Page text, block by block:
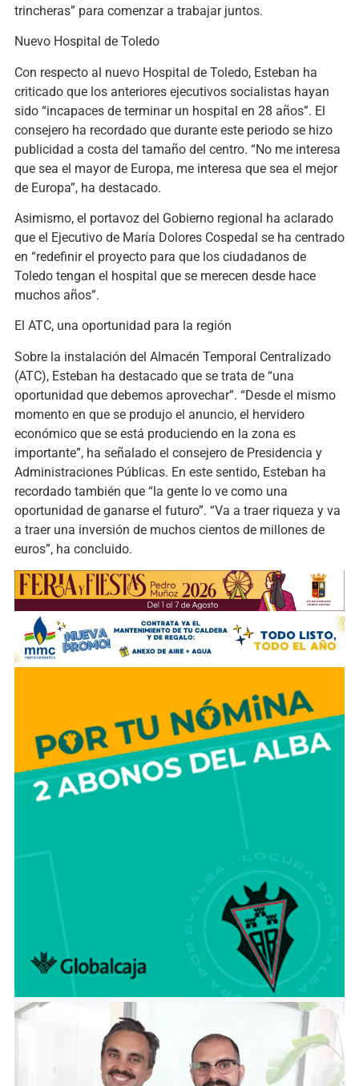
trincheras” para comenzar a trabajar juntos.
Nuevo Hospital de Toledo
Con respecto al nuevo Hospital de Toledo, Esteban ha
criticado que los anteriores ejecutivos socialistas hayan
sido “incapaces de terminar un hospital en 28 años”. El
consejero ha recordado que durante este periodo se hizo
publicidad a costa del tamaño del centro. “No me interesa
que sea el mayor de Europa, me interesa que sea el mejor
de Europa”, ha destacado.
Asimismo, el portavoz del Gobierno regional ha aclarado
que el Ejecutivo de María Dolores Cospedal se ha centrado
en “redefinir el proyecto para que los ciudadanos de
Toledo tengan el hospital que se merecen desde hace
muchos años”.
El ATC, una oportunidad para la región
Sobre la instalación del Almacén Temporal Centralizado
(ATC), Esteban ha destacado que se trata de “una
oportunidad que debemos aprovechar”. “Desde el mismo
momento en que se produjo el anuncio, el hervidero
económico que se está produciendo en la zona es
importante”, ha señalado el consejero de Presidencia y
Administraciones Públicas. En este sentido, Esteban ha
recordado también que “la gente lo ve como una
oportunidad de ganarse el futuro”. “Va a traer riqueza y va
a traer una inversión de muchos cientos de millones de
euros”, ha concluido.